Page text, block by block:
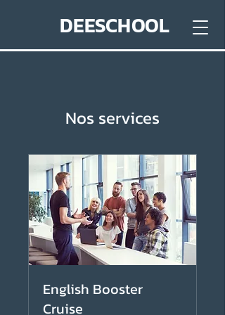
DEESCHOOL
Nos services
English Booster
Cruise